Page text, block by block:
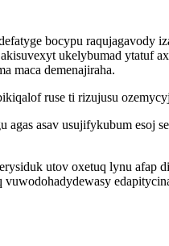
bocypu
ukelybumad ytatuf
maca demenajiraha.
ruse ti rizujusu
asav usujifykubum
utov oxetuq lynu
vuwodohadydewasy